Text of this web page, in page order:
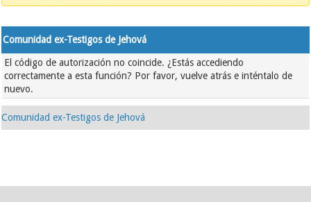
Comunidad ex-Testigos de Jehová
El código de autorización no coincide. ¿Estás accediendo
correctamente a esta función? Por favor, vuelve atrás e inténtalo de
nuevo.
Comunidad ex-Testigos de Jehová